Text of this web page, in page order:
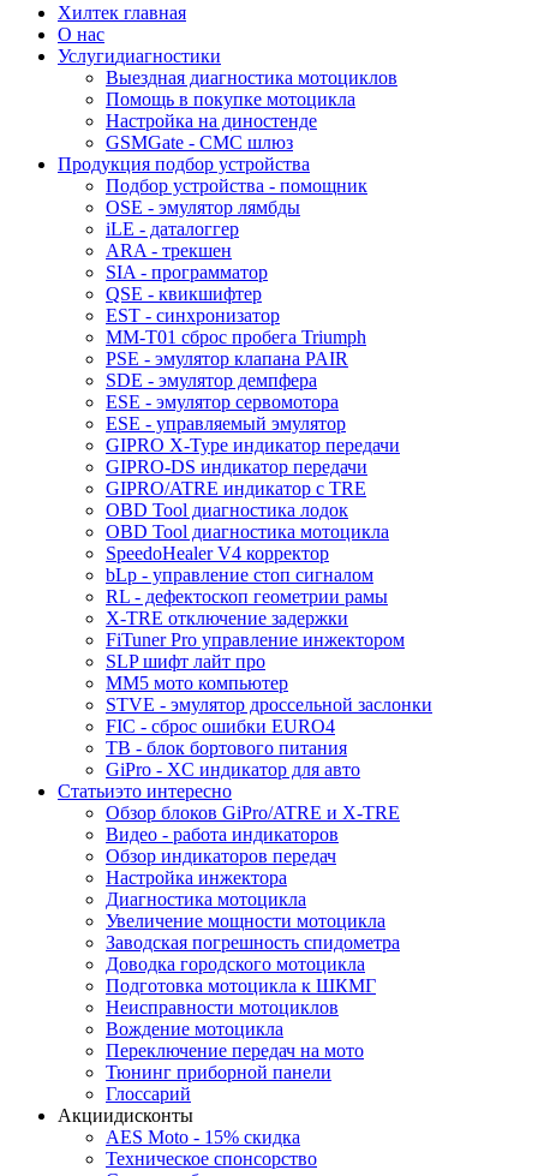
Хилтек главная
О нас
Услугидиагностики
Выездная диагностика мотоциклов
Помощь в покупке мотоцикла
Настройка на диностенде
GSMGate - СМС шлюз
Продукция подбор устройства
Подбор устройства - помощник
OSE - эмулятор лямбды
iLE - даталоггер
ARA - трекшен
SIA - программатор
QSE - квикшифтер
EST - синхронизатор
MM-T01 сброс пробега Triumph
PSE - эмулятор клапана PAIR
SDE - эмулятор демпфера
ESE - эмулятор сервомотора
ESE - управляемый эмулятор
GIPRO X-Type индикатор передачи
GIPRO-DS индикатор передачи
GIPRO/ATRE индикатор с TRE
OBD Tool диагностика лодок
OBD Tool диагностика мотоцикла
SpeedoHealer V4 корректор
bLp - управление стоп сигналом
RL - дефектоскоп геометрии рамы
X-TRE отключение задержки
FiTuner Pro управление инжектором
SLP шифт лайт про
MM5 мото компьютер
STVE - эмулятор дроссельной заслонки
FIC - сброс ошибки EURO4
TB - блок бортового питания
GiPro - XC индикатор для авто
Статьиэто интересно
Обзор блоков GiPro/ATRE и X-TRE
Видео - работа индикаторов
Обзор индикаторов передач
Настройка инжектора
Диагноcтика мотоцикла
Увеличение мощности мотоцикла
Заводская погрешность спидометра
Доводка городского мотоцикла
Подготовка мотоцикла к ШКМГ
Неисправности мотоциклов
Вождение мотоцикла
Переключение передач на мото
Тюнинг приборной панели
Глоссарий
Акциидисконты
AES Moto - 15% скидка
Техническое спонсорство